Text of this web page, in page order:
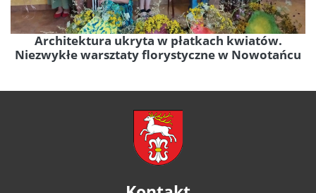
Architektura ukryta w płatkach kwiatów.
Niezwykłe warsztaty florystyczne w Nowotańcu